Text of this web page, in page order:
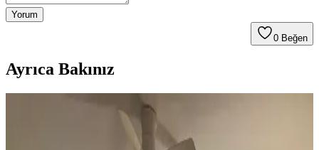
Yorum
0 Beğen
Ayrıca Bakınız
Koltuk ve Aksesuar Sandalyelerde Renk Uyumu ve
Dekorasyonda Görsel Denge Sağlama Yöntemleri